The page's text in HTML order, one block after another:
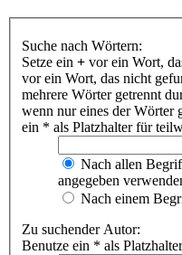
Suche nach Wörtern:
Setze ein + vor ein Wort,
vor ein Wort, das nicht
mehrere Wörter getrennt
wenn nur eines der Wörter
ein * als Platzhalter für
Nach allen
angegeben
Nach einem
Zu suchender Autor:
Benutze ein * als